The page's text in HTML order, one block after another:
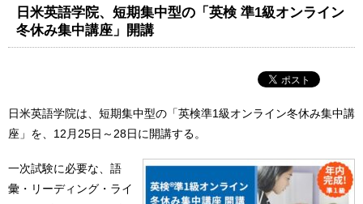
日米英語学院、短期集中型の「英検 準1級オンライン
冬休み集中講座」開講
日米英語学院は、短期集中型の「英検準1級オンライン冬休み集中講
座」を、12月25日～28日に開講する。
一次試験に必要な、語
彙・リーディング・ライ